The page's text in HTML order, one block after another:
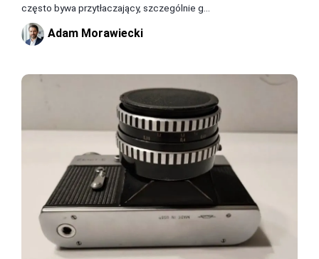
często bywa przytłaczający, szczególnie g...
Adam Morawiecki